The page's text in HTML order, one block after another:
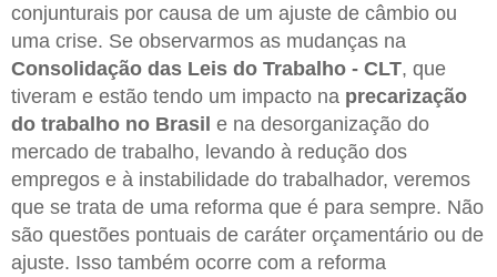
conjunturais por causa de um ajuste de câmbio ou
uma crise. Se observarmos as mudanças na
Consolidação das Leis do Trabalho - CLT, que
tiveram e estão tendo um impacto na precarização
do trabalho no Brasil e na desorganização do
mercado de trabalho, levando à redução dos
empregos e à instabilidade do trabalhador, veremos
que se trata de uma reforma que é para sempre. Não
são questões pontuais de caráter orçamentário ou de
ajuste. Isso também ocorre com a reforma